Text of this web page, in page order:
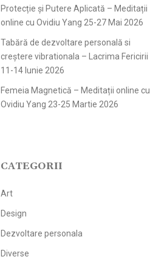
Protecție și Putere Aplicată – Meditații
online cu Ovidiu Yang 25-27 Mai 2026
Tabără de dezvoltare personală si
creștere vibrationala – Lacrima Fericirii
11-14 Iunie 2026
Femeia Magnetică – Meditații online cu
Ovidiu Yang 23-25 Martie 2026
CATEGORII
Art
Design
Dezvoltare personala
Diverse